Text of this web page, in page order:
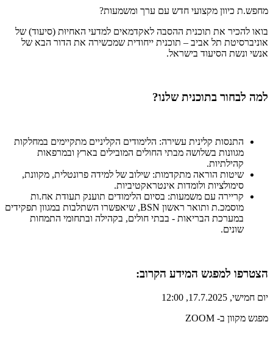
מחפש.ת כיוון מקצועי חדש עם ערך ומשמעות?
בואו להכיר את תוכנית ההסבה לאקדמאים למדעי האחיוּת (סיעוד) של
אוניברסיטת תל אביב – תוכנית ייחודית שמכשירה את הדור הבא של
אנשי ונשת הסיעוד בישראל.
למה לבחור בתוכנית שלנו?
התנסות קלינית עשירה: הלימודים הקליניים מתקיימים במחלקות
מגוונות בשלושה מבתי החולים המובילים בארץ ובמרפאות
קהילתיות.
שיטות הוראה מתקדמות: שילוב של למידה פרונטלית, מקוונת,
סימולציות ולומדות אינטראקטיביות.
קריירה עם משמעות: בסיום הלימודים תוענק תעודת אח.ות
מוסמכ.ת ותואר ראשון BSN, שיאפשרו השתלבות במגוון תפקידים
במערכת הבריאות - בבתי חולים, בקהילה ובתחומי התמחות
שונים.
הצטרפו למפגש המידע הקרוב:
יום חמישי, 17.7.2025, 12:00
מפגש מקוון ב- ZOOM